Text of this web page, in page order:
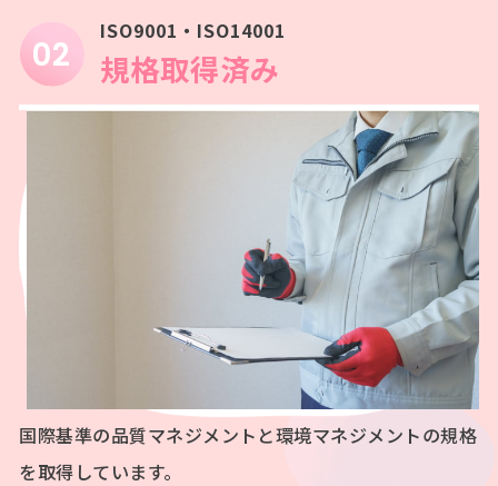
ISO9001・ISO14001
規格取得済み
国際基準の品質マネジメントと環境マネジメントの規格
を取得しています。